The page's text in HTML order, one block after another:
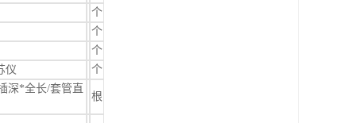
个
个
个
仪 个
深*全长/套管直
根